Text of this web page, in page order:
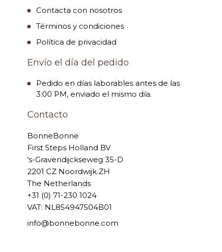
Contacta con nosotros
Términos y condiciones
Política de privacidad
Envío el día del pedido
Pedido en días laborables antes de las
3:00 PM, enviado el mismo día.
Contacto
BonneBonne
First Steps Holland BV
's-Gravendijckseweg 35-D
2201 CZ Noordwijk ZH
The Netherlands
+31 (0) 71-230 1024
VAT: NL854947504B01
info@bonnebonne.com